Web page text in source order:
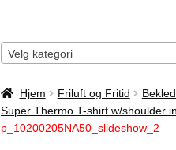
Velg kategori
Hjem Friluft og Fritid
Super Thermo T-shirt w/shoulder
p_10200205NA50_slideshow_2